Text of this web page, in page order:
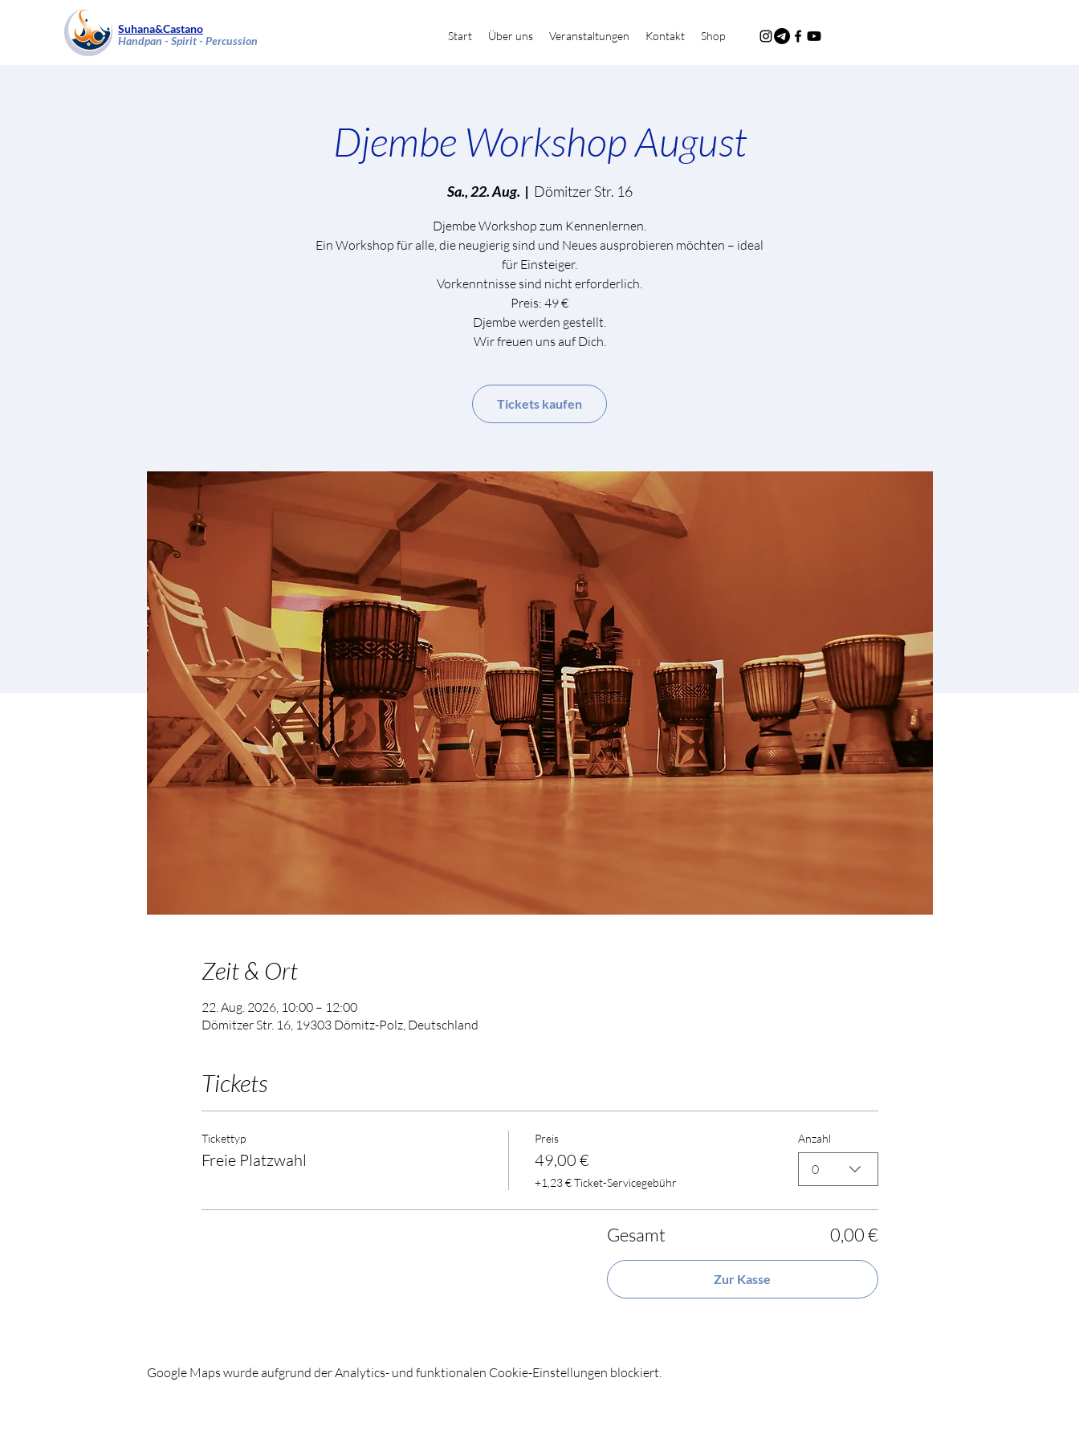
Handpan - Spirit - Percussion
Suhana&Castano
Start Über uns Veranstaltungen Kontakt Shop
Djembe Workshop August
Sa., 22. Aug.
  |
Dömitzer Str. 16
Djembe Workshop zum Kennenlernen.
Ein Workshop für alle, die neugierig sind und Neues ausprobieren möchten – ideal
für Einsteiger.
Vorkenntnisse sind nicht erforderlich.
Preis: 49 €
Djembe werden gestellt.
Wir freuen uns auf Dich.
Tickets kaufen
Zeit & Ort
22. Aug. 2026, 10:00 – 12:00
Dömitzer Str. 16, 19303 Dömitz-Polz, Deutschland
Tickets
Tickettyp
Freie Platzwahl
Preis
49,00 €
+1,23 € Ticket-Servicegebühr
Anzahl
0
Gesamt 0,00 €
Zur Kasse
Google Maps wurde aufgrund der Analytics- und funktionalen Cookie-Einstellungen blockiert.